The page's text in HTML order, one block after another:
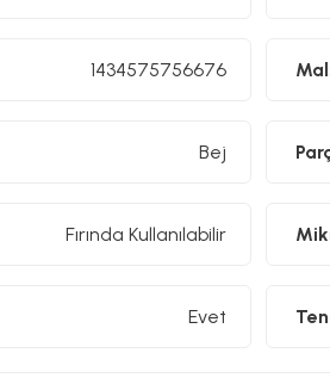
1434575756676
Bej
Fırında Kullanılabilir
Evet